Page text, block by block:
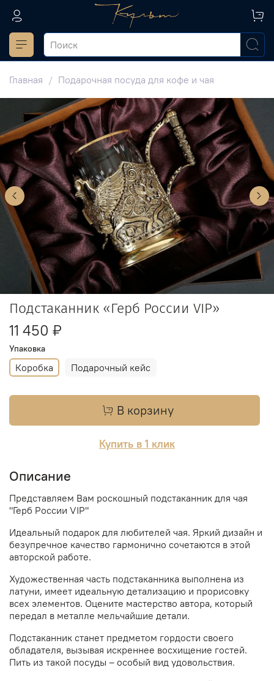
Главная Подарочная посуда для кофе и чая
Подстаканник «Герб России VIP»
11 450 ₽
Упаковка
Коробка Подарочный кейс
В корзину
Купить в 1 клик
Описание
Представляем Вам роскошный подстаканник для чая
"Герб России VIP"
Идеальный подарок для любителей чая. Яркий дизайн и
безупречное качество гармонично сочетаются в этой
авторской работе.
Художественная часть подстаканника выполнена из
латуни, имеет идеальную детализацию и прорисовку
всех элементов. Оцените мастерство автора, который
передал в металле мельчайшие детали.
Подстаканник станет предметом гордости своего
обладателя, вызывая искреннее восхищение гостей.
Пить из такой посуды – особый вид удовольствия.